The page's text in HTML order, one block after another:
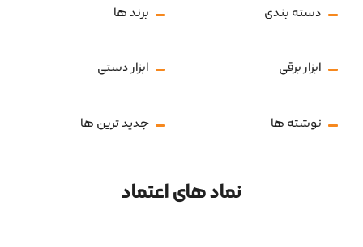
دسته بندی برند ها
ابزار برقی ابزار دستی
نوشته ها جدید ترین ها
نماد های اعتماد